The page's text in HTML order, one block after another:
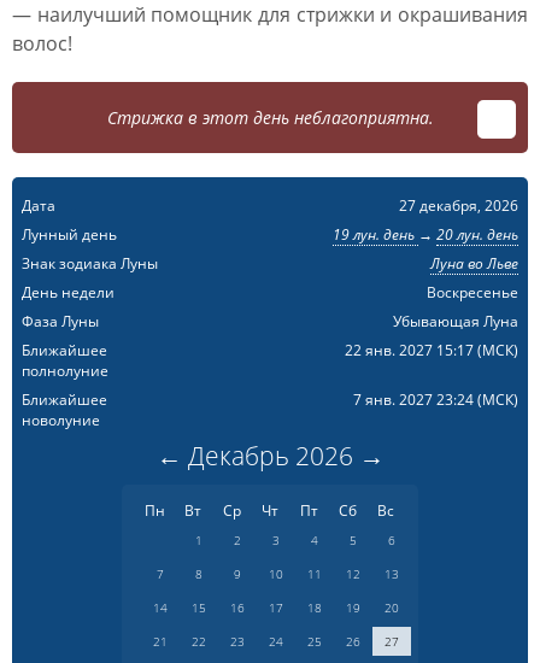
— наилучший помощник для стрижки и окрашивания
волос!
Стрижка в этот день неблагоприятна.
Дата
27 декабря, 2026
Лунный день
19 лун. день → 20 лун. день
Знак зодиака Луны
Луна во Льве
День недели
Воскресенье
Фаза Луны
Убывающая Луна
Ближайшее
полнолуние
22 янв. 2027 15:17(МСК)
Ближайшее
новолуние
7 янв. 2027 23:24(МСК)
← Декабрь 2026 →
Пн Вт Ср Чт Пт Сб Вс
1 2 3 4 5
6
7
8 9 10 11 12
13
14
15 16 17 18 19
20
21
22 23 24 25 26
27